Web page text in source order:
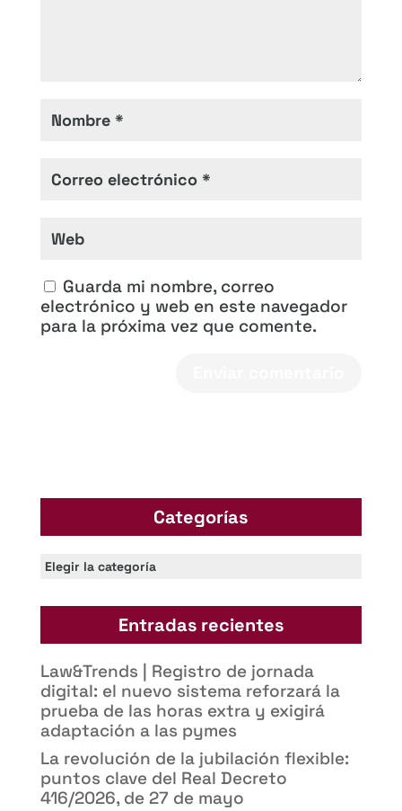
Guarda mi nombre, correo
electrónico y web en este navegador
para la próxima vez que comente.
Categorías
Categorías
Entradas recientes
Law&Trends | Registro de jornada
digital: el nuevo sistema reforzará la
prueba de las horas extra y exigirá
adaptación a las pymes
La revolución de la jubilación flexible:
puntos clave del Real Decreto
416/2026, de 27 de mayo